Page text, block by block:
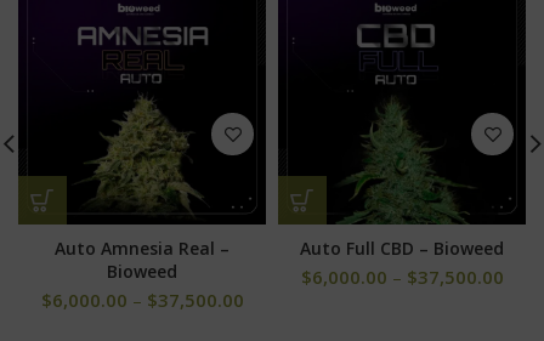
Auto Amnesia Real –
Bioweed
$6,000.00 – $37,500.00
Auto Full CBD – Bioweed
$6,000.00 – $37,500.00